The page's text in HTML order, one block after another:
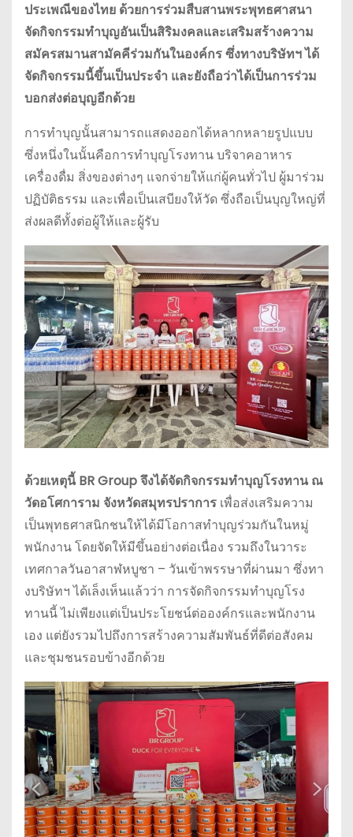
ประเพณีของไทย ด้วยการร่วมสืบสานพระพุทธศาสนา
จัดกิจกรรมทำบุญอันเป็นสิริมงคลและเสริมสร้างความ
สมัครสมานสามัคคีร่วมกันในองค์กร ซึ่งทางบริษัทฯ ได้
จัดกิจกรรมนี้ขึ้นเป็นประจำ และยังถือว่าได้เป็นการร่วม
บอกส่งต่อบุญอีกด้วย
การทำบุญนั้นสามารถแสดงออกได้หลากหลายรูปแบบ
ซึ่งหนึ่งในนั้นคือการทำบุญโรงทาน บริจาคอาหาร
เครื่องดื่ม สิ่งของต่างๆ แจกจ่ายให้แก่ผู้คนทั่วไป ผู้มาร่วม
ปฏิบัติธรรม และเพื่อเป็นเสบียงให้วัด ซึ่งถือเป็นบุญใหญ่ที่
ส่งผลดีทั้งต่อผู้ให้และผู้รับ
ด้วยเหตุนี้ BR Group จึงได้จัดกิจกรรมทำบุญโรงทาน ณ
วัดอโศการาม จังหวัดสมุทรปราการ เพื่อส่งเสริมความ
เป็นพุทธศาสนิกชนให้ได้มีโอกาสทำบุญร่วมกันในหมู่
พนักงาน โดยจัดให้มีขึ้นอย่างต่อเนื่อง รวมถึงในวาระ
เทศกาลวันอาสาฬหบูชา – วันเข้าพรรษาที่ผ่านมา ซึ่งทา
งบริษัทฯ ได้เล็งเห็นแล้วว่า การจัดกิจกรรมทำบุญโรง
ทานนี้ ไม่เพียงแต่เป็นประโยชน์ต่อองค์กรและพนักงาน
เอง แต่ยังรวมไปถึงการสร้างความสัมพันธ์ที่ดีต่อสังคม
และชุมชนรอบข้างอีกด้วย